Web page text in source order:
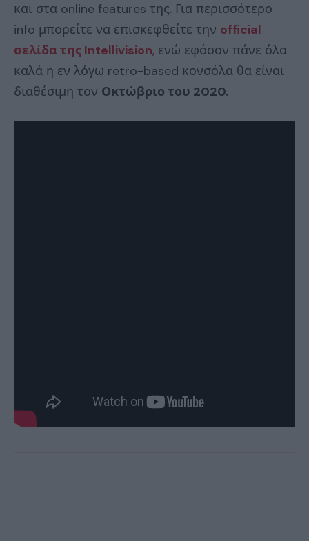
και στα online features της. Για περισσότερο
info μπορείτε να επισκεφθείτε την official
σελίδα της Intellivision, ενώ εφόσον πάνε όλα
καλά η εν λόγω retro-based κονσόλα θα είναι
διαθέσιμη τον Οκτώβριο του 2020.